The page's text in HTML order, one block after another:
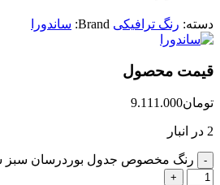
دسته: رنگ ترافیکی Brand: ساندورا
قیمت محصول
تومان9.111.000
2 در انبار
رنگ مخصوص جدول بوردرسان سبز ساندورا